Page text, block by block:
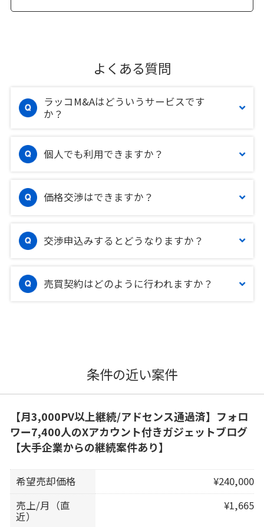
よくある質問
ラッコM&Aはどういうサービスです
か？
個人でも利用できますか？
価格交渉はできますか？
交渉申込みするとどうなりますか？
売買契約はどのように行われますか？
条件の近い案件
【月3,000PV以上継続/アドセンス通過済】フォロ
ワー7,400人のXアカウント付きガジェットブログ
【大手企業からの継続案件あり】
希望売却価格
¥240,000
売上/月（直
近）
¥1,665